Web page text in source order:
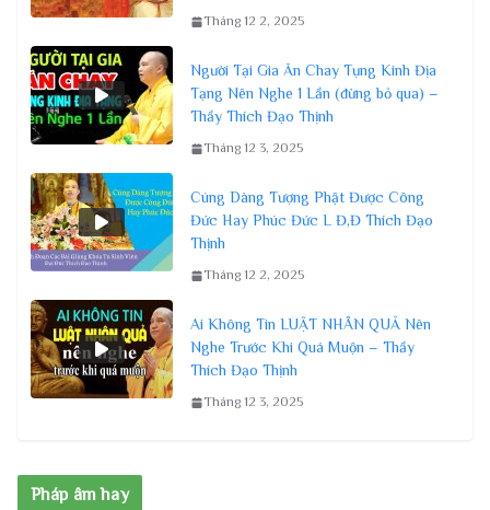
Tháng 12 2, 2025
Người Tại Gia Ăn Chay Tụng Kinh Địa
Tạng Nên Nghe 1 Lần (đừng bỏ qua) –
Thầy Thích Đạo Thịnh
Tháng 12 3, 2025
Cúng Dàng Tượng Phật Được Công
Đức Hay Phúc Đức L Đ,Đ Thích Đạo
Thịnh
Tháng 12 2, 2025
Ai Không Tin LUẬT NHÂN QUẢ Nên
Nghe Trước Khi Quá Muộn – Thầy
Thích Đạo Thịnh
Tháng 12 3, 2025
Pháp âm hay